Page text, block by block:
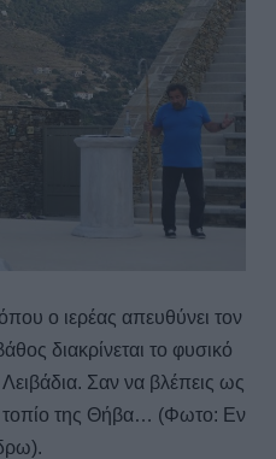
ο ιερέας απευθύνει τον
διακρίνεται το φυσικό
Σαν να βλέπεις ως
τοπίο της Θήβα… (Φωτο: Εν